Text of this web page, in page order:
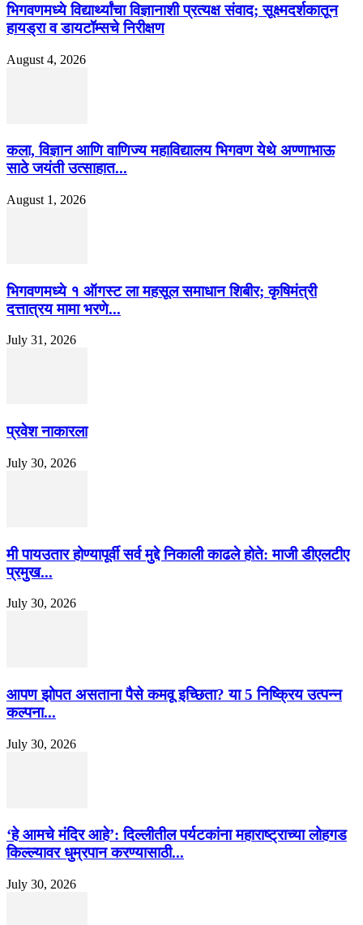
भिगवणमध्ये विद्यार्थ्यांचा विज्ञानाशी प्रत्यक्ष संवाद; सूक्ष्मदर्शकातून
हायड्रा व डायटॉम्सचे निरीक्षण
August 4, 2026
कला, विज्ञान आणि वाणिज्य महाविद्यालय भिगवण येथे अण्णाभाऊ
साठे जयंती उत्साहात...
August 1, 2026
भिगवणमध्ये १ ऑगस्ट ला महसूल समाधान शिबीर; कृषिमंत्री
दत्तात्रय मामा भरणे...
July 31, 2026
प्रवेश नाकारला
July 30, 2026
मी पायउतार होण्यापूर्वी सर्व मुद्दे निकाली काढले होते: माजी डीएलटीए
प्रमुख...
July 30, 2026
आपण झोपत असताना पैसे कमवू इच्छिता? या 5 निष्क्रिय उत्पन्न
कल्पना...
July 30, 2026
‘हे आमचे मंदिर आहे’: दिल्लीतील पर्यटकांना महाराष्ट्राच्या लोहगड
किल्ल्यावर धुम्रपान करण्यासाठी...
July 30, 2026